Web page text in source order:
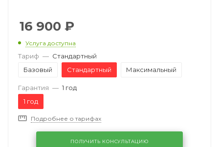
16 900 ₽
Услуга доступна
Тариф — Стандартный
Базовый
Стандартный Максимальный
Гарантия — 1 год
1 год
Подробнее о тарифах
ПОЛУЧИТЬ КОНСУЛЬТАЦИЮ